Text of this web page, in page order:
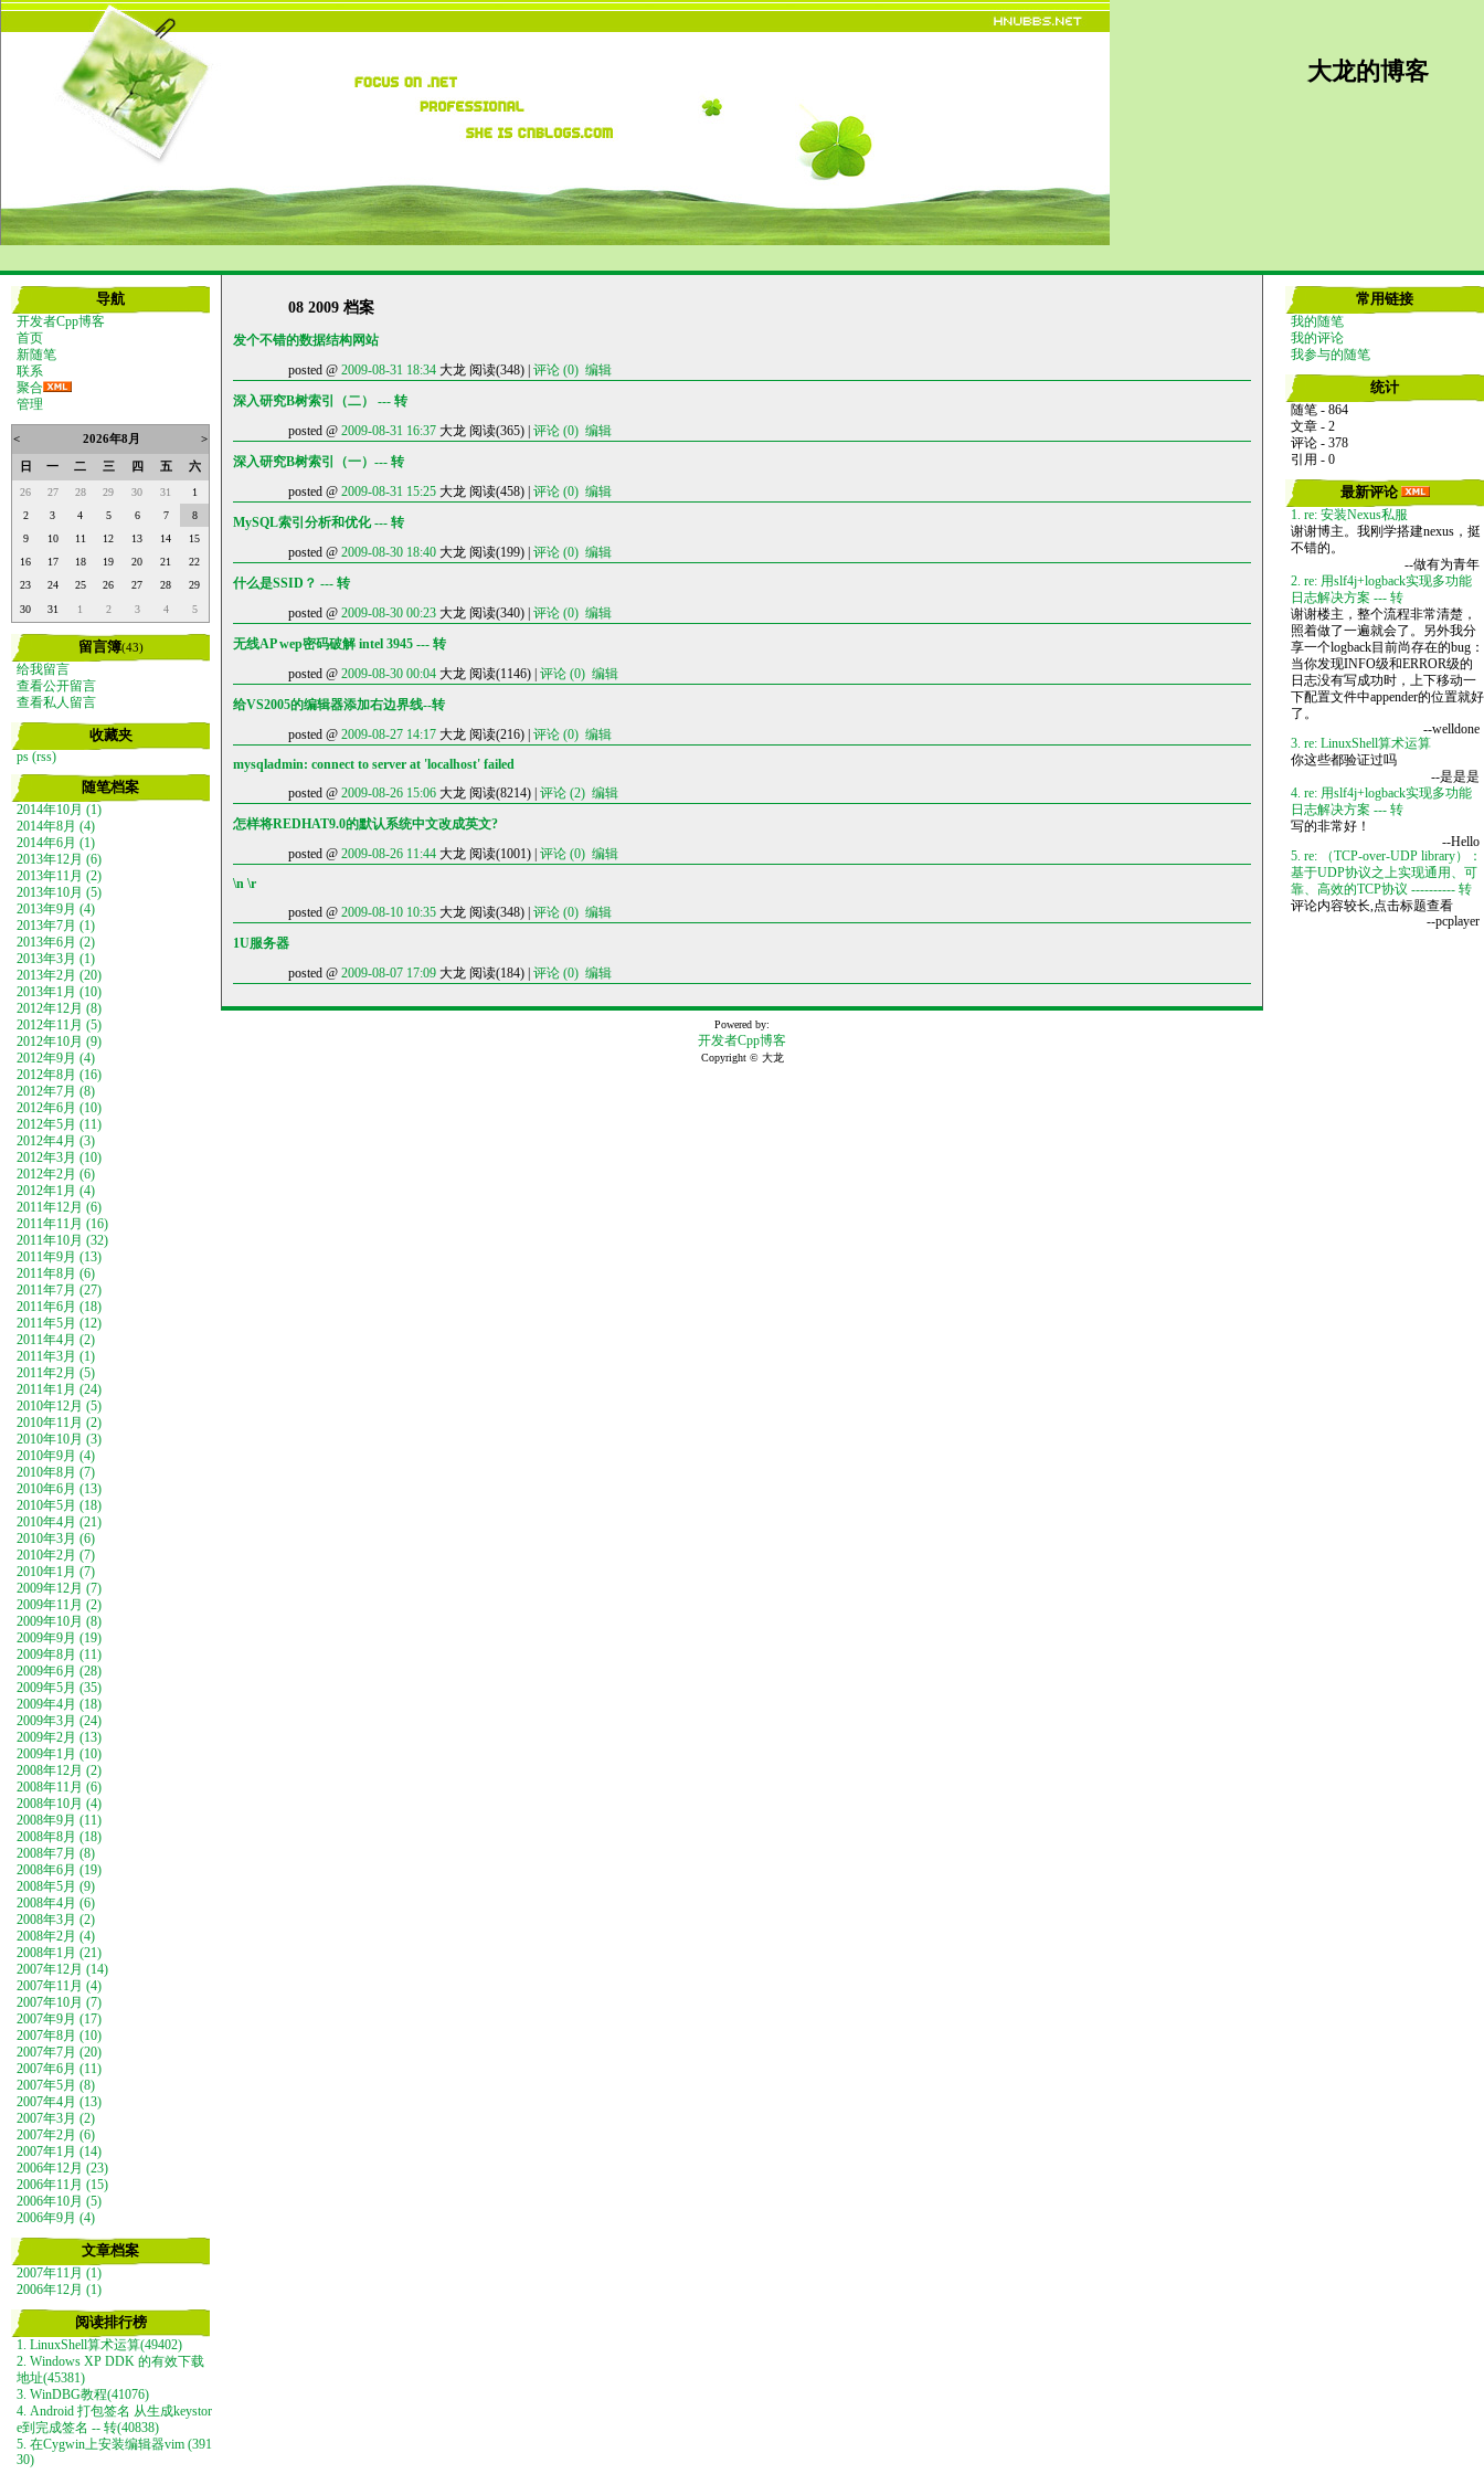
大龙的博客
导航
开发者Cpp博客
首页
新随笔
联系
聚合
管理
< 2026年8月 >
日 一 二 三 四 五 六
26 27 28 29 30 31
1
2
3 4 5 6 7
8
9
10 11 12 13 14
15
16
17 18 19 20 21
22
23
24 25 26 27 28
29
30
31 1 2 3 4 5
留言簿(43)
给我留言
查看公开留言
查看私人留言
收藏夹
ps (rss)
随笔档案
2014年10月 (1)
2014年8月 (4)
2014年6月 (1)
2013年12月 (6)
2013年11月 (2)
2013年10月 (5)
2013年9月 (4)
2013年7月 (1)
2013年6月 (2)
2013年3月 (1)
2013年2月 (20)
2013年1月 (10)
2012年12月 (8)
2012年11月 (5)
2012年10月 (9)
2012年9月 (4)
2012年8月 (16)
2012年7月 (8)
2012年6月 (10)
2012年5月 (11)
2012年4月 (3)
2012年3月 (10)
2012年2月 (6)
2012年1月 (4)
2011年12月 (6)
2011年11月 (16)
2011年10月 (32)
2011年9月 (13)
2011年8月 (6)
2011年7月 (27)
2011年6月 (18)
2011年5月 (12)
2011年4月 (2)
2011年3月 (1)
2011年2月 (5)
2011年1月 (24)
2010年12月 (5)
2010年11月 (2)
2010年10月 (3)
2010年9月 (4)
2010年8月 (7)
2010年6月 (13)
2010年5月 (18)
2010年4月 (21)
2010年3月 (6)
2010年2月 (7)
2010年1月 (7)
2009年12月 (7)
2009年11月 (2)
2009年10月 (8)
2009年9月 (19)
2009年8月 (11)
2009年6月 (28)
2009年5月 (35)
2009年4月 (18)
2009年3月 (24)
2009年2月 (13)
2009年1月 (10)
2008年12月 (2)
2008年11月 (6)
2008年10月 (4)
2008年9月 (11)
2008年8月 (18)
2008年7月 (8)
2008年6月 (19)
2008年5月 (9)
2008年4月 (6)
2008年3月 (2)
2008年2月 (4)
2008年1月 (21)
2007年12月 (14)
2007年11月 (4)
2007年10月 (7)
2007年9月 (17)
2007年8月 (10)
2007年7月 (20)
2007年6月 (11)
2007年5月 (8)
2007年4月 (13)
2007年3月 (2)
2007年2月 (6)
2007年1月 (14)
2006年12月 (23)
2006年11月 (15)
2006年10月 (5)
2006年9月 (4)
文章档案
2007年11月 (1)
2006年12月 (1)
阅读排行榜
1. LinuxShell算术运算(49402)
2. Windows XP DDK 的有效下载
地址(45381)
3. WinDBG教程(41076)
4. Android 打包签名 从生成keystor
e到完成签名 -- 转(40838)
5. 在Cygwin上安装编辑器vim (391
30)
常用链接
我的随笔
我的评论
我参与的随笔
统计
随笔 - 864
文章 - 2
评论 - 378
引用 - 0
最新评论
1. re: 安装Nexus私服
谢谢博主。我刚学搭建nexus，挺
不错的。
--做有为青年
2. re: 用slf4j+logback实现多功能
日志解决方案 --- 转
谢谢楼主，整个流程非常清楚，
照着做了一遍就会了。另外我分
享一个logback目前尚存在的bug：
当你发现INFO级和ERROR级的
日志没有写成功时，上下移动一
下配置文件中appender的位置就好
了。
--welldone
3. re: LinuxShell算术运算
你这些都验证过吗
--是是是
4. re: 用slf4j+logback实现多功能
日志解决方案 --- 转
写的非常好！
--Hello
5. re: （TCP-over-UDP library）：
基于UDP协议之上实现通用、可
靠、高效的TCP协议 ---------- 转
评论内容较长,点击标题查看
--pcplayer
08 2009 档案
发个不错的数据结构网站
posted @ 2009-08-31 18:34 大龙 阅读(348) | 评论 (0) 编辑
深入研究B树索引（二） --- 转
posted @ 2009-08-31 16:37 大龙 阅读(365) | 评论 (0) 编辑
深入研究B树索引（一）--- 转
posted @ 2009-08-31 15:25 大龙 阅读(458) | 评论 (0) 编辑
MySQL索引分析和优化 --- 转
posted @ 2009-08-30 18:40 大龙 阅读(199) | 评论 (0) 编辑
什么是SSID？ --- 转
posted @ 2009-08-30 00:23 大龙 阅读(340) | 评论 (0) 编辑
无线AP wep密码破解 intel 3945 --- 转
posted @ 2009-08-30 00:04 大龙 阅读(1146) | 评论 (0) 编辑
给VS2005的编辑器添加右边界线--转
posted @ 2009-08-27 14:17 大龙 阅读(216) | 评论 (0) 编辑
mysqladmin: connect to server at 'localhost' failed
posted @ 2009-08-26 15:06 大龙 阅读(8214) | 评论 (2) 编辑
怎样将REDHAT9.0的默认系统中文改成英文?
posted @ 2009-08-26 11:44 大龙 阅读(1001) | 评论 (0) 编辑
\n \r
posted @ 2009-08-10 10:35 大龙 阅读(348) | 评论 (0) 编辑
1U服务器
posted @ 2009-08-07 17:09 大龙 阅读(184) | 评论 (0) 编辑
Powered by:
开发者Cpp博客
Copyright © 大龙